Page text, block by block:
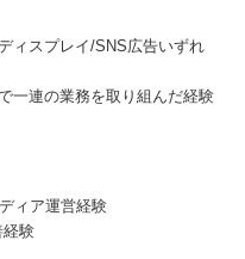
ィスプレイ/SNS広告いずれ
一連の業務を取り組んだ経験
ィア運営経験
経験